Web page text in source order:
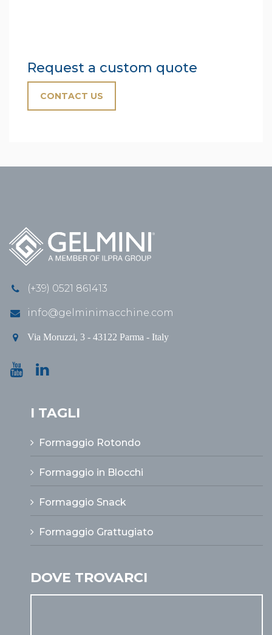
Request a custom quote
CONTACT US
(+39) 0521 861413
info@gelminimacchine.com
Via Moruzzi, 3 - 43122 Parma - Italy
I TAGLI
Formaggio Rotondo
Formaggio in Blocchi
Formaggio Snack
Formaggio Grattugiato
DOVE TROVARCI